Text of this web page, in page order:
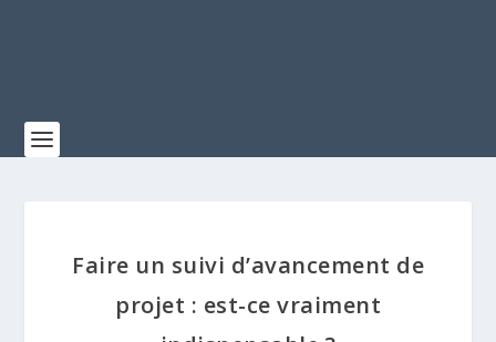
Faire un suivi d’avancement de
projet : est-ce vraiment